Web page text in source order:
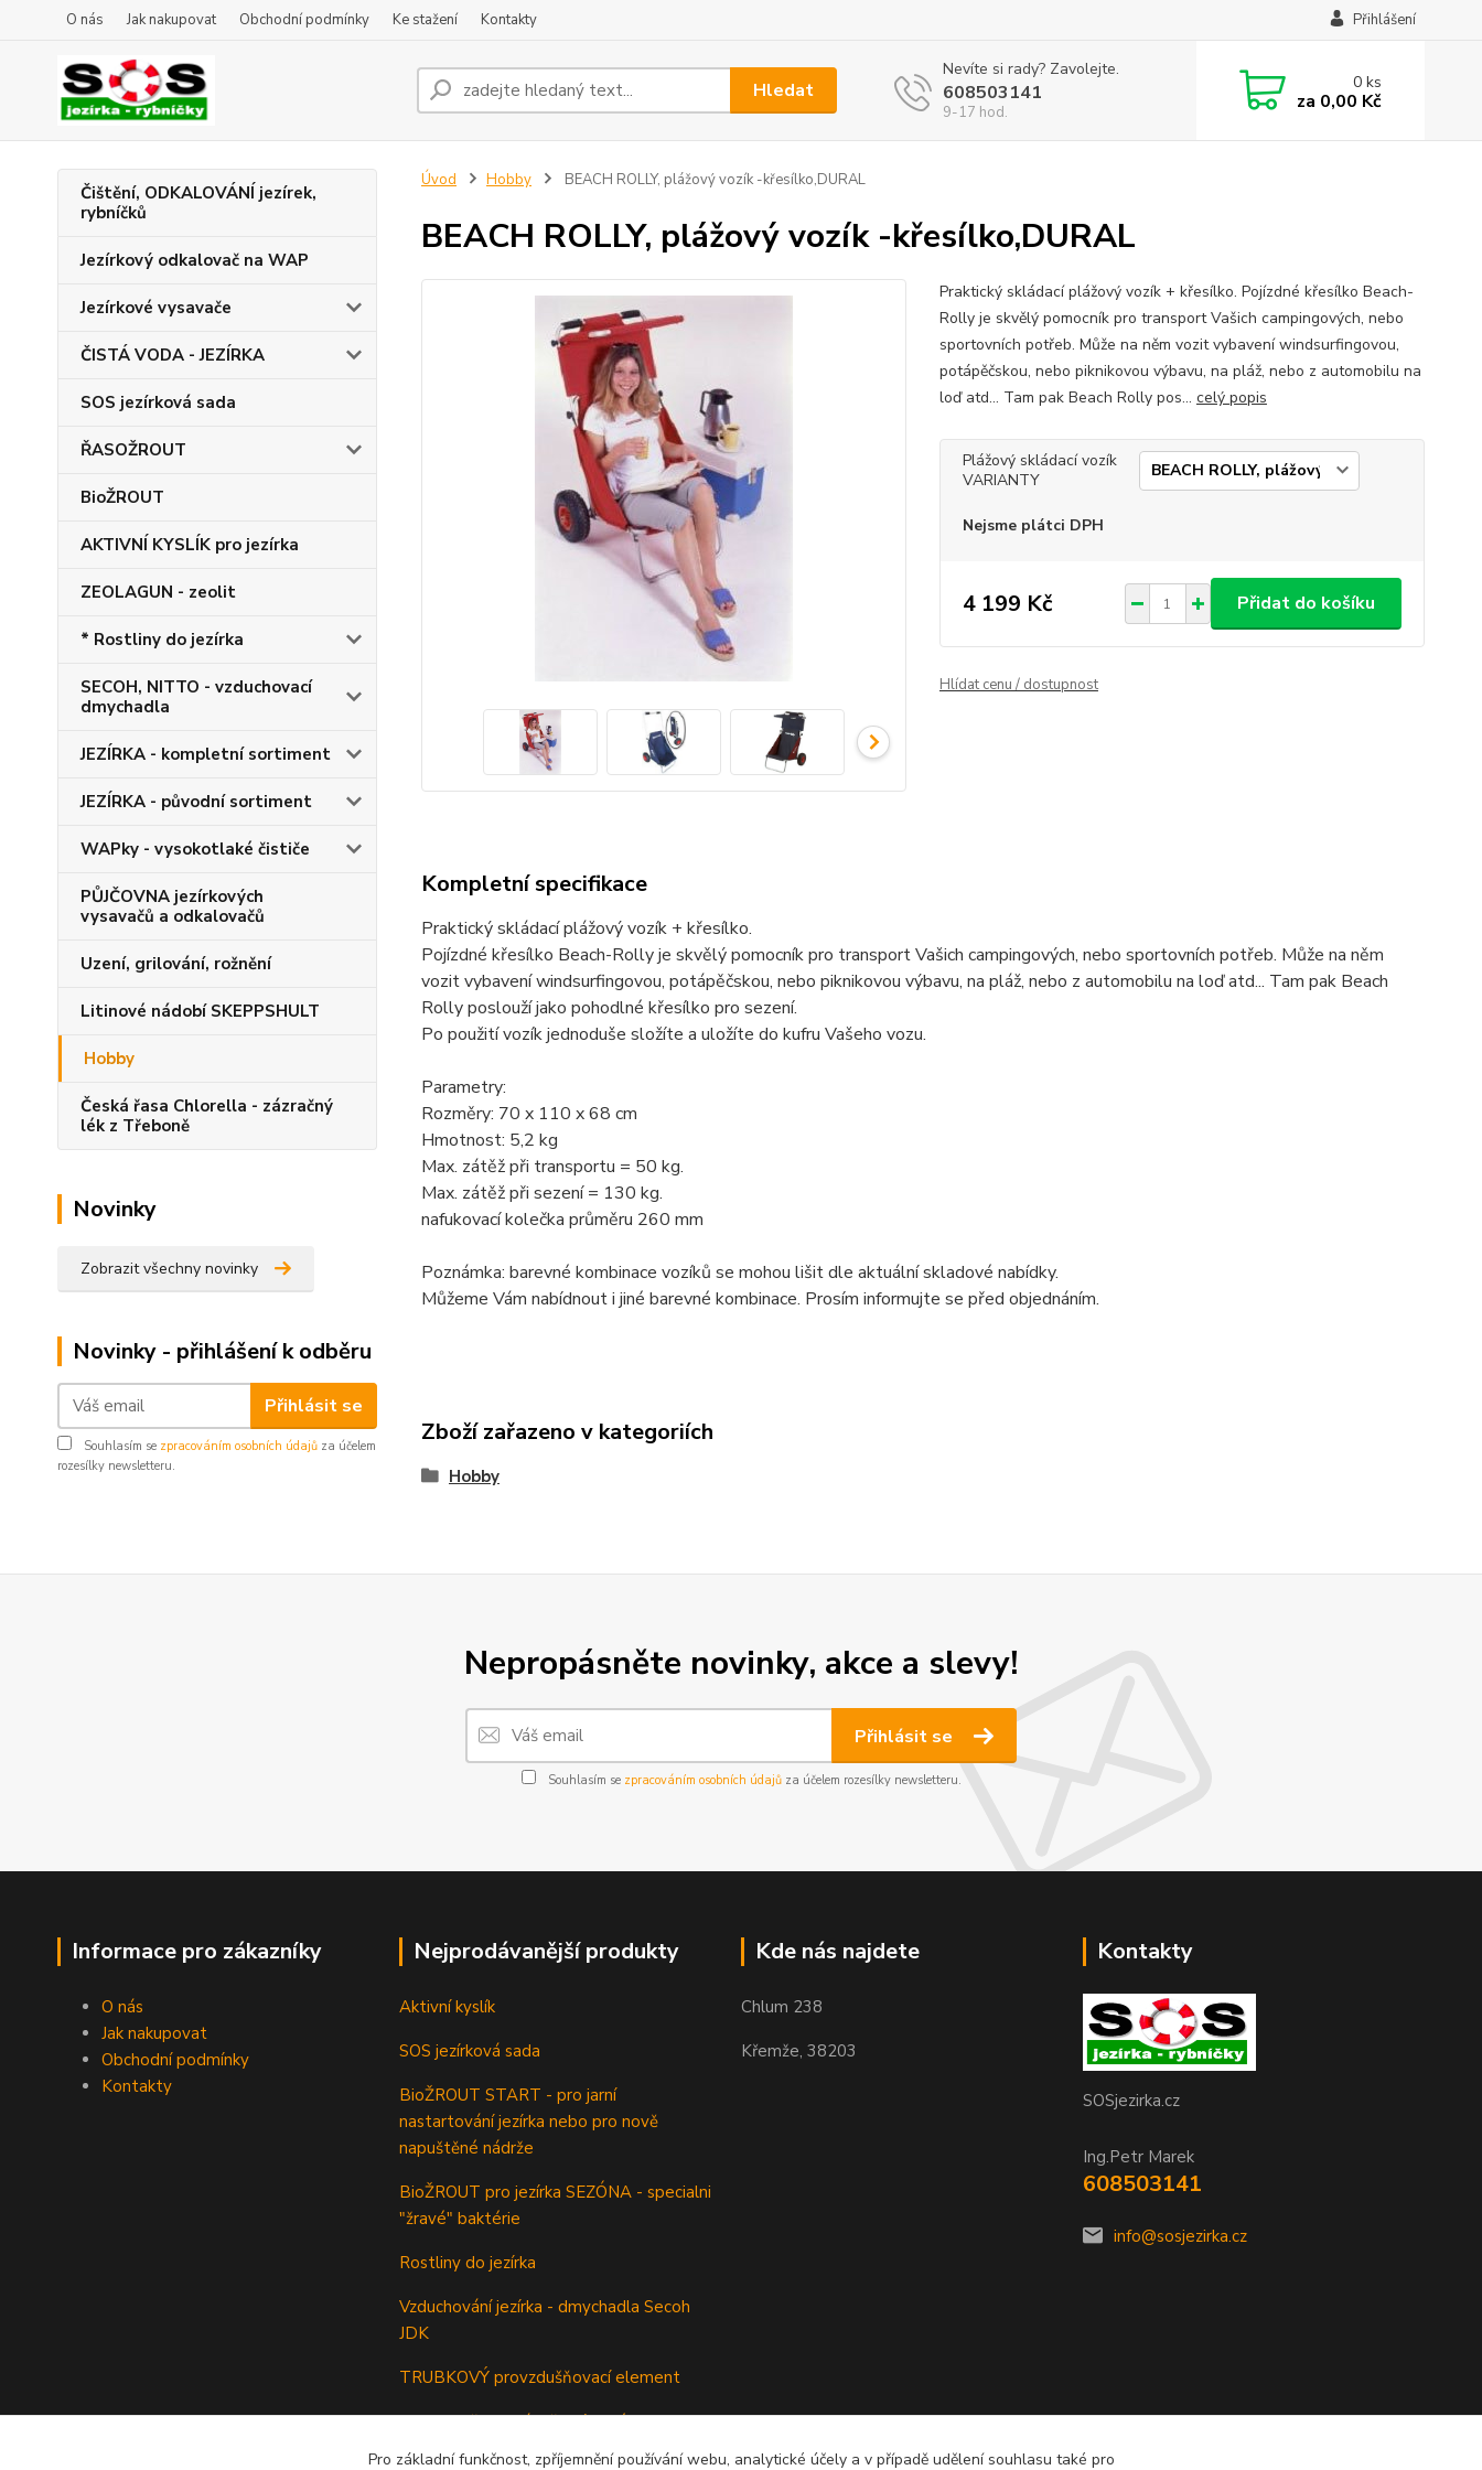
O nás Jak nakupovat Obchodní podmínky Ke stažení Kontakty Přihlášení
Hledat
Nevíte si rady? Zavolejte.
608503141
9-17 hod.
0ks
za 0,00 Kč
Čištění, ODKALOVÁNÍ jezírek,
rybníčků
Jezírkový odkalovač na WAP
Jezírkové vysavače
ČISTÁ VODA - JEZÍRKA
SOS jezírková sada
ŘASOŽROUT
BioŽROUT
AKTIVNÍ KYSLÍK pro jezírka
ZEOLAGUN - zeolit
* Rostliny do jezírka
SECOH, NITTO - vzduchovací
dmychadla
JEZÍRKA - kompletní sortiment
JEZÍRKA - původní sortiment
WAPky - vysokotlaké čističe
PŮJČOVNA jezírkových
vysavačů a odkalovačů
Uzení, grilování, rožnění
Litinové nádobí SKEPPSHULT
Hobby
Česká řasa Chlorella - zázračný
lék z Třeboně
Novinky
Zobrazit všechny novinky
Novinky - přihlášení k odběru
Přihlásit se
Souhlasím se zpracováním osobních údajů za účelem
rozesílky newsletteru.
Úvod Hobby BEACH ROLLY, plážový vozík -křesílko,DURAL
BEACH ROLLY, plážový vozík -křesílko,DURAL
Praktický skládací plážový vozík + křesílko. Pojízdné křesílko Beach-
Rolly je skvělý pomocník pro transport Vašich campingových, nebo
sportovních potřeb. Může na něm vozit vybavení windsurfingovou,
potápěčskou, nebo piknikovou výbavu, na pláž, nebo z automobilu na
loď atd... Tam pak Beach Rolly pos... celý popis
Plážový skládací vozík
VARIANTY
Nejsme plátci DPH
4 199 Kč Přidat do košíku
Hlídat cenu / dostupnost
Kompletní specifikace
Praktický skládací plážový vozík + křesílko.
Pojízdné křesílko Beach-Rolly je skvělý pomocník pro transport Vašich campingových, nebo sportovních potřeb. Může na něm
vozit vybavení windsurfingovou, potápěčskou, nebo piknikovou výbavu, na pláž, nebo z automobilu na loď atd... Tam pak Beach
Rolly poslouží jako pohodlné křesílko pro sezení.
Po použití vozík jednoduše složíte a uložíte do kufru Vašeho vozu.
Parametry:
Rozměry: 70 x 110 x 68 cm
Hmotnost: 5,2 kg
Max. zátěž při transportu = 50 kg.
Max. zátěž při sezení = 130 kg.
nafukovací kolečka průměru 260 mm
Poznámka: barevné kombinace vozíků se mohou lišit dle aktuální skladové nabídky.
Můžeme Vám nabídnout i jiné barevné kombinace. Prosím informujte se před objednáním.
Zboží zařazeno v kategoriích
Hobby
Nepropásněte novinky, akce a slevy!
Přihlásit se
Souhlasím se zpracováním osobních údajůza účelem rozesílky newsletteru.
Informace pro zákazníky
O nás
Jak nakupovat
Obchodní podmínky
Kontakty
Nejprodávanější produkty
Aktivní kyslík
SOS jezírková sada
BioŽROUT START - pro jarní
nastartování jezírka nebo pro nově
napuštěné nádrže
BioŽROUT pro jezírka SEZÓNA - specialni
"žravé" baktérie
Rostliny do jezírka
Vzduchování jezírka - dmychadla Secoh
JDK
TRUBKOVÝ provzdušňovací element
Odkalovač a odsávač jezírkového kalu
Kde nás najdete
Chlum 238
Křemže, 38203
Kontakty
SOSjezirka.cz
Ing.Petr Marek
608503141
info@sosjezirka.cz
Pro základní funkčnost, zpříjemnění používání webu, analytické účely a v případě udělení souhlasu také pro